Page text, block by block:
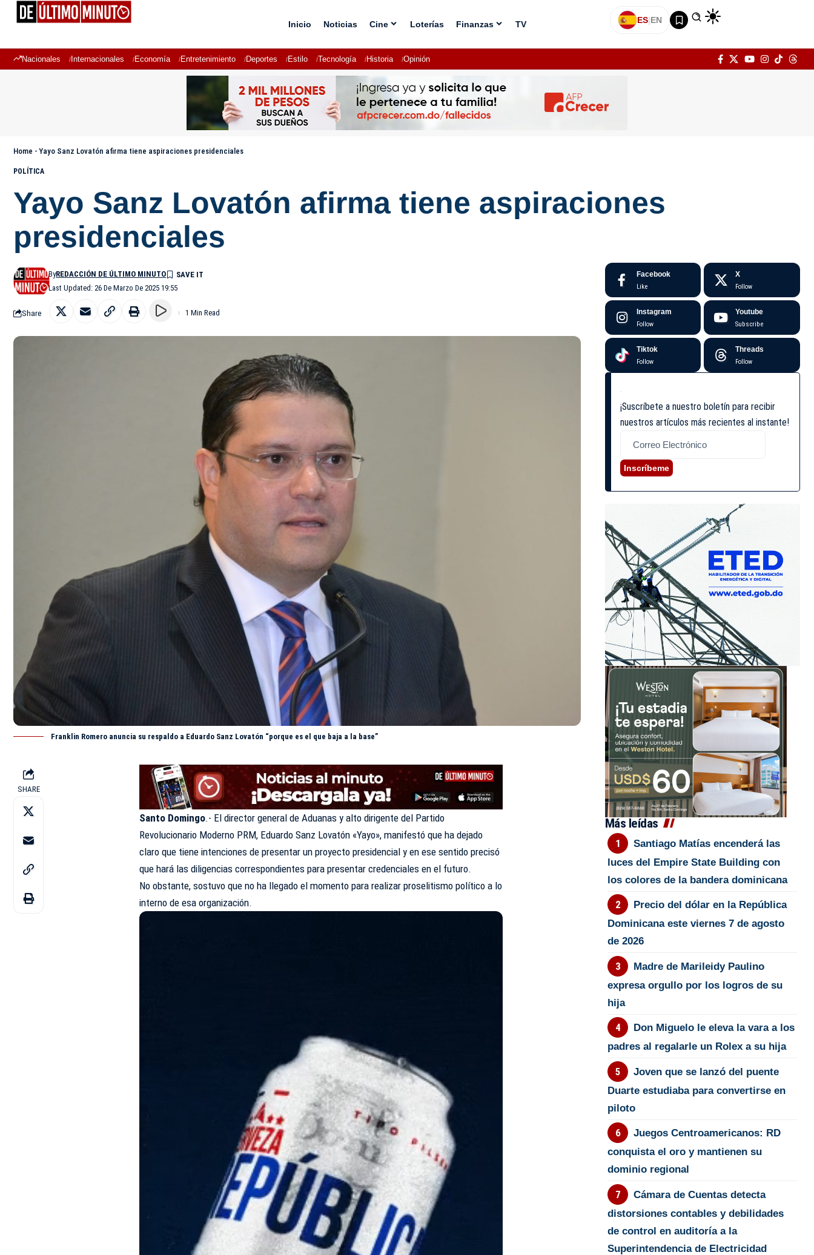
Inicio Noticias Cine Loterías Finanzas TV ES|EN
Nacionales Internacionales Economía Entretenimiento Deportes Estilo Tecnología Historia Opinión
Home - Yayo Sanz Lovatón afirma tiene aspiraciones presidenciales
POLÍTICA
Yayo Sanz Lovatón afirma tiene aspiraciones
presidenciales
Last Updated: 26 De Marzo De 2025 19:55
ByREDACCIÓN DE ÚLTIMO MINUTO
Share 1 Min Read
Franklin Romero anuncia su respaldo a Eduardo Sanz Lovatón “porque es el que baja a la base”
SHARE
Santo Domingo.- El director general de Aduanas y alto dirigente del Partido
Revolucionario Moderno PRM, Eduardo Sanz Lovatón «Yayo», manifestó que ha dejado
claro que tiene intenciones de presentar un proyecto presidencial y en ese sentido precisó
que hará las diligencias correspondientes para presentar credenciales en el futuro.
No obstante, sostuvo que no ha llegado el momento para realizar proselitismo político a lo
interno de esa organización.
Facebook
Like
X
Follow
Instagram
Follow
Youtube
Subscribe
Tiktok
Follow
Threads
Follow
¡Suscríbete a nuestro boletín para recibir
nuestros artículos más recientes al instante!
Inscríbeme
Más leídas
Santiago Matías encenderá las
luces del Empire State Building con
los colores de la bandera dominicana
Precio del dólar en la República
Dominicana este viernes 7 de agosto
de 2026
Madre de Marileidy Paulino
expresa orgullo por los logros de su
hija
Don Miguelo le eleva la vara a los
padres al regalarle un Rolex a su hija
Joven que se lanzó del puente
Duarte estudiaba para convertirse en
piloto
Juegos Centroamericanos: RD
conquista el oro y mantienen su
dominio regional
Cámara de Cuentas detecta
distorsiones contables y debilidades
de control en auditoría a la
Superintendencia de Electricidad